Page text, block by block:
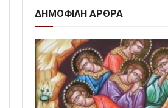
ΔΗΜΟΦΙΛΗ ΑΡΘΡΑ